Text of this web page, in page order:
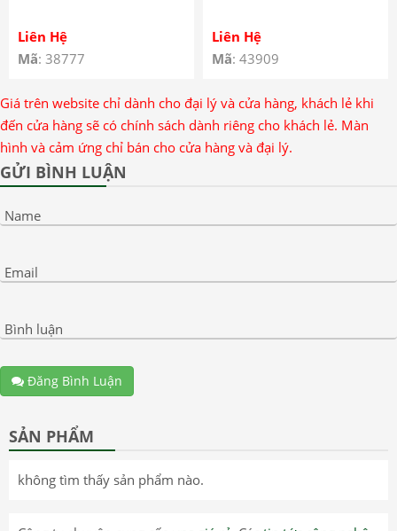
Liên Hệ
Mã: 38777
Liên Hệ
Mã: 43909
Giá trên website chỉ dành cho đại lý và cửa hàng, khách lẻ khi
đến cửa hàng sẽ có chính sách dành riêng cho khách lẻ. Màn
hình và cảm ứng chỉ bán cho cửa hàng và đại lý.
GỬI BÌNH LUẬN
Name
Email
Bình luận
Đăng Bình Luận
SẢN PHẨM
không tìm thấy sản phẩm nào.